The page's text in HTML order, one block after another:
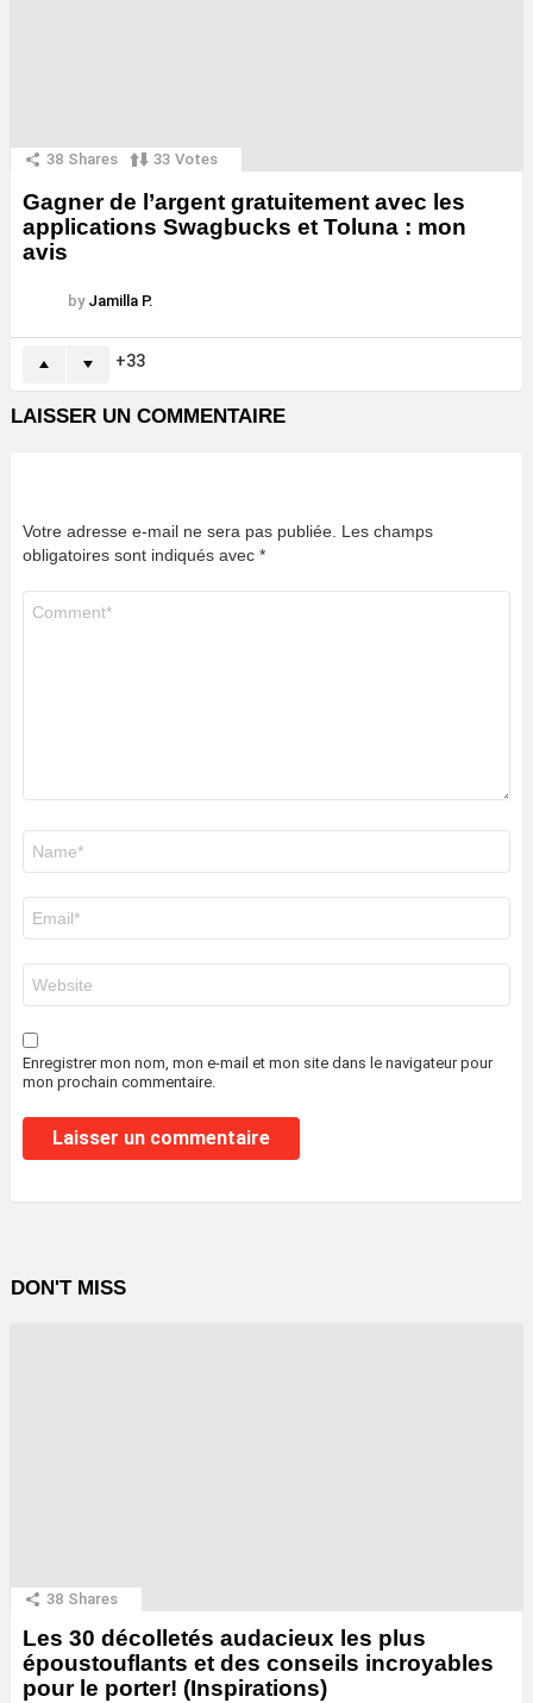
38 Shares 33 Votes
Gagner de l’argent gratuitement avec les
applications Swagbucks et Toluna : mon
avis
by Jamilla P.
33
LAISSER UN COMMENTAIRE
Votre adresse e-mail ne sera pas publiée. Les champs
obligatoires sont indiqués avec *
mail
*
web
Enregistrer mon nom, mon e-mail et mon site dans le navigateur pour
mon prochain commentaire.
DON'T MISS
38 Shares
Les 30 décolletés audacieux les plus
époustouflants et des conseils incroyables
pour le porter! (Inspirations)